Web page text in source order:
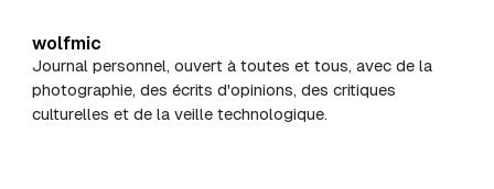
wolfmic
Journal personnel, ouvert à toutes et tous, avec de la
photographie, des écrits d'opinions, des critiques
culturelles et de la veille technologique.